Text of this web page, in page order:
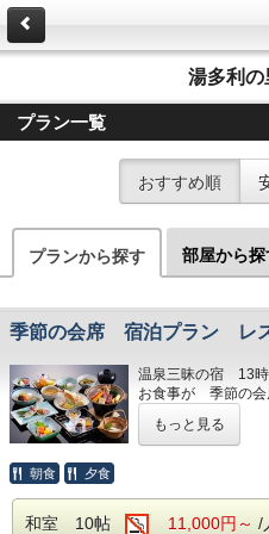
湯多利の
プラン一覧
おすすめ順
プランから探す 部屋から探
季節の会席 宿泊プラン レ
温泉三昧の宿 13
お食事が 季節の
レストラン会場の
ルプスがお楽しみ頂
もっと見る
朝食 夕食
和室 10帖 11,000円～ /